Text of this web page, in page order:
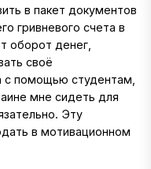
в пакет документов
гривневого счета в
оборот денег,
своё
с помощью студентам,
мне сидеть для
Эту
в мотивационном